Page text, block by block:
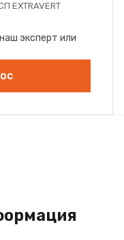
EXTRAVERT
эксперт или